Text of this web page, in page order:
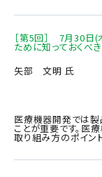
［第5回］ 7月30日
ために知っておくべき
矢部 文明 氏
医療機器開発では製
ことが重要です。医
取り組み方のポイン